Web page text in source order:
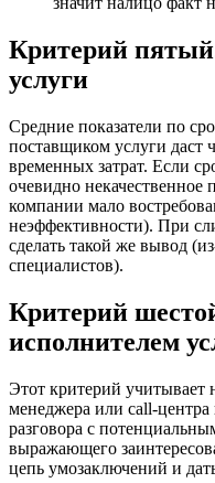
Критерий
услуги
Средние показатели по
поставщиком услуги даст
временных затрат. Если
очевидно некачественное
компании мало
неэффективности). При
сделать такой же вывод
специалистов).
Критерий
исполнителем
Этот критерий учитывает
менеджера или call-центра
разговора с
выражающего
цепь умозаключений и